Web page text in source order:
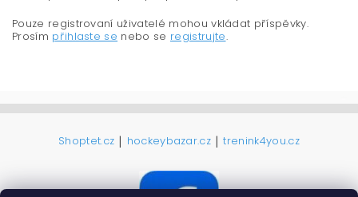
Pouze registrovaní uživatelé mohou vkládat příspěvky.
Prosím přihlaste se nebo se registrujte.
Shoptet.cz | hockeybazar.cz | trenink4you.cz